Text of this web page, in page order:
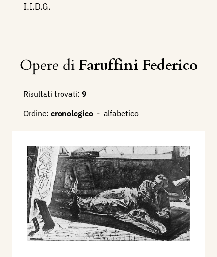
I.I.D.G.
Opere di Faruffini Federico
Risultati trovati: 9
Ordine: cronologico - alfabetico